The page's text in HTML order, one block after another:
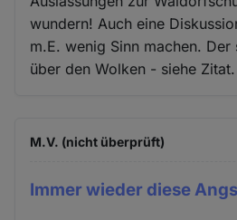
wundern! Auch eine
m.E. wenig Sinn machen.
über den Wolken - siehe Zitat.
M.V. (nicht überprüft)
Immer wieder diese